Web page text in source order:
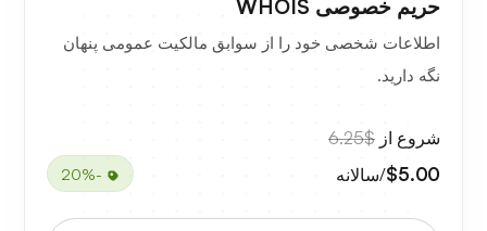
حریم خصوصی WHOIS
اطلاعات شخصی خود را از سوابق مالکیت عمومی پنهان
نگه دارید.
شروع از $6.25
$5.00/سالانه -20%